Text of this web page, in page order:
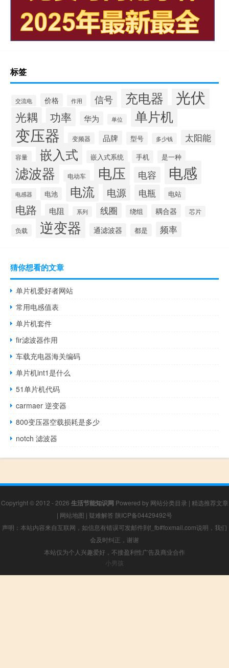
标签
交流电 价格 作用 信号 充电器 光伏
光耦 功率 华为 单位 单片机
变压器 变频器 品牌 型号 多少钱 太阳能
容量 嵌入式 嵌入式系统 手机 是一种
滤波器 电动车 电压 电容 电感
电感器 电池 电流 电源 电瓶 电站
电路 电阻 系列 线圈 绕组 耦合器 芯片
负载 逆变器 通滤波器 都是 频率
猜你想看的文章
单片机爱好者网站
常用电感值表
单片机套件
fir滤波器作用
车载充电器海关编码
单片机int1是什么
51单片机代码
carmaer 逆变器
800变压器空载损耗是多少
notch 滤波器
Copyright © 2012 - 2026 生活节能知识网 Powered by 网站分类目录 | 精选推荐文章
| 网站地图 | 疑难解答 陕ICP备04429492号
声明：本站内容来自互联网，如信息有错误可发邮件到f_fb#foxmail.com说明，我们
会及时纠正，谢谢
本站仅为个人兴趣爱好，不接盈利性广告及商业合作
小男孩